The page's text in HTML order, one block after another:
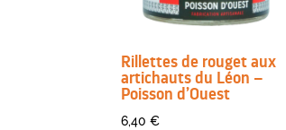
Rillettes de rouget aux
artichauts du Léon –
Poisson d’Ouest
6,40€